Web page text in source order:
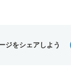
ジをシェアしよう